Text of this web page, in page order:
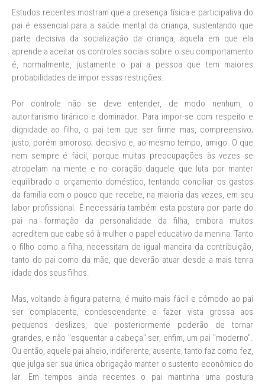
Estudos recentes mostram que a presença física e participativa do
pai é essencial para a saúde mental da criança, sustentando que
parte decisiva da socialização da criança, aquela em que ela
aprende a aceitar os controles sociais sobre o seu comportamento
é, normalmente, justamente o pai a pessoa que tem maiores
probabilidades de impor essas restrições.
Por controle não se deve entender, de modo nenhum, o
autoritarismo tirânico e dominador. Para impor-se com respeito e
dignidade ao filho, o pai tem que ser firme mas, compreensivo;
justo, porém amoroso; decisivo e, ao mesmo tempo, amigo. O que
nem sempre é fácil, porque muitas preocupações às vezes se
atropelam na mente e no coração daquele que luta por manter
equilibrado o orçamento doméstico, tentando conciliar os gastos
da família com o pouco que recebe, na maioria das vezes, em seu
labor profissional. É necessária também esta postura por parte do
pai na formação da personalidade da filha, embora muitos
acreditem que cabe só à mulher o papel educativo da menina. Tanto
o filho como a filha, necessitam de igual maneira da contribuição,
tanto do pai como da mãe, que deverão atuar desde a mais tenra
idade dos seus filhos.
Mas, voltando à figura paterna, é muito mais fácil e cômodo ao pai
ser complacente, condescendente e fazer vista grossa aos
pequenos deslizes, que posteriormente poderão de tornar
grandes, e não "esquentar a cabeça" ser, enfim, um pai "moderno".
Ou então, aquele pai alheio, indiferente, ausente, tanto faz como fez,
que julga ser sua única obrigação manter o sustento econômico do
lar. Em tempos ainda recentes o pai mantinha uma postura